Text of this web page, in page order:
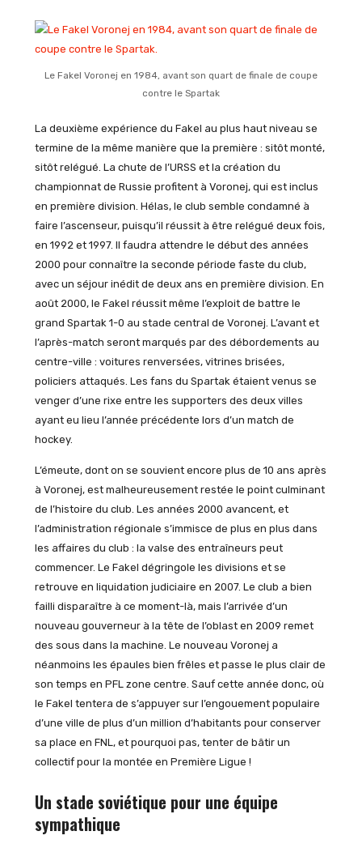
Le Fakel Voronej en 1984, avant son quart de finale de coupe
contre le Spartak
La deuxième expérience du Fakel au plus haut niveau se
termine de la même manière que la première : sitôt monté,
sitôt relégué. La chute de l’URSS et la création du
championnat de Russie profitent à Voronej, qui est inclus
en première division. Hélas, le club semble condamné à
faire l’ascenseur, puisqu’il réussit à être relégué deux fois,
en 1992 et 1997. Il faudra attendre le début des années
2000 pour connaître la seconde période faste du club,
avec un séjour inédit de deux ans en première division. En
août 2000, le Fakel réussit même l’exploit de battre le
grand Spartak 1-0 au stade central de Voronej. L’avant et
l’après-match seront marqués par des débordements au
centre-ville : voitures renversées, vitrines brisées,
policiers attaqués. Les fans du Spartak étaient venus se
venger d’une rixe entre les supporters des deux villes
ayant eu lieu l’année précédente lors d’un match de
hockey.
L’émeute, dont on se souvient encore plus de 10 ans après
à Voronej, est malheureusement restée le point culminant
de l’histoire du club. Les années 2000 avancent, et
l’administration régionale s’immisce de plus en plus dans
les affaires du club : la valse des entraîneurs peut
commencer. Le Fakel dégringole les divisions et se
retrouve en liquidation judiciaire en 2007. Le club a bien
failli disparaître à ce moment-là, mais l’arrivée d’un
nouveau gouverneur à la tête de l’oblast en 2009 remet
des sous dans la machine. Le nouveau Voronej a
néanmoins les épaules bien frêles et passe le plus clair de
son temps en PFL zone centre. Sauf cette année donc, où
le Fakel tentera de s’appuyer sur l’engouement populaire
d’une ville de plus d’un million d’habitants pour conserver
sa place en FNL, et pourquoi pas, tenter de bâtir un
collectif pour la montée en Première Ligue !
Un stade soviétique pour une équipe
sympathique